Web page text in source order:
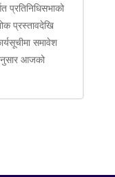
प्रस्तावदेखि
समावेश
आजको